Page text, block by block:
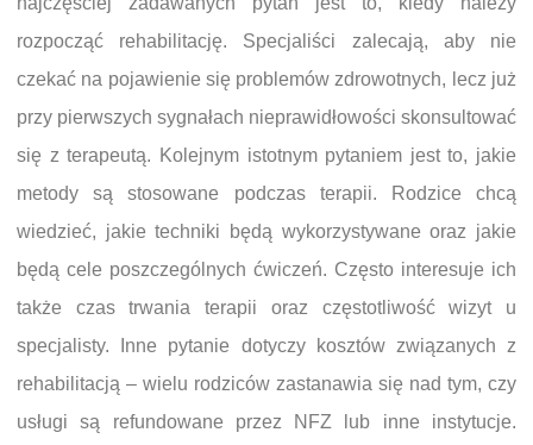
rozpocząć rehabilitację. Specjaliści zalecają, aby nie
czekać na pojawienie się problemów zdrowotnych, lecz już
przy pierwszych sygnałach nieprawidłowości skonsultować
się z terapeutą. Kolejnym istotnym pytaniem jest to, jakie
metody są stosowane podczas terapii. Rodzice chcą
wiedzieć, jakie techniki będą wykorzystywane oraz jakie
będą cele poszczególnych ćwiczeń. Często interesuje ich
także czas trwania terapii oraz częstotliwość wizyt u
specjalisty. Inne pytanie dotyczy kosztów związanych z
rehabilitacją – wielu rodziców zastanawia się nad tym, czy
usługi są refundowane przez NFZ lub inne instytucje.